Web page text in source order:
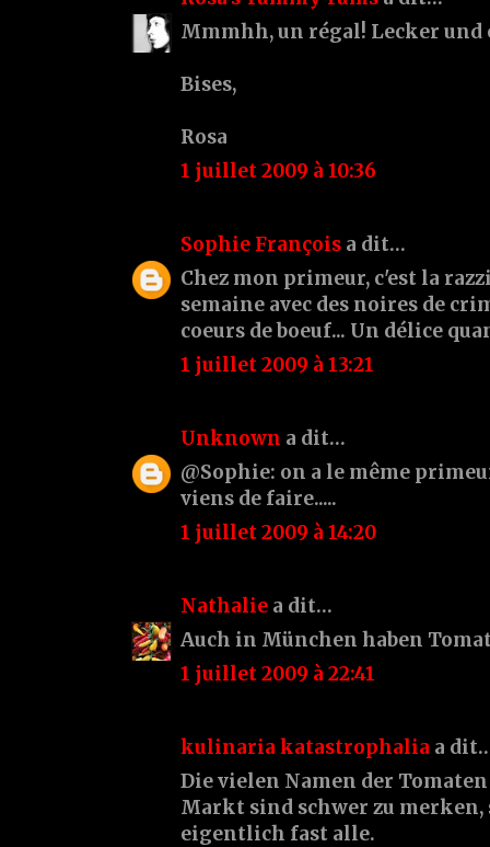
Mmmhh, un régal! Lecker
Bises,
Rosa
1 juillet 2009 à 10:36
Sophie François a dit…
Chez mon primeur, c'est la
semaine avec des noires de
coeurs de boeuf... Un délice
1 juillet 2009 à 13:21
Unknown a dit…
@Sophie: on a le même
viens de faire.....
1 juillet 2009 à 14:20
Nathalie a dit…
Auch in München haben
1 juillet 2009 à 22:41
kulinaria katastrophalia a
Die vielen Namen der
Markt sind schwer zu merken,
eigentlich fast alle.